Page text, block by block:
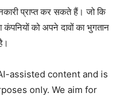
प्राप्त कर सकते हैं। जो कि
कंपनियों को अपने दावों का भुगतान
assisted content and is
only. We aim for